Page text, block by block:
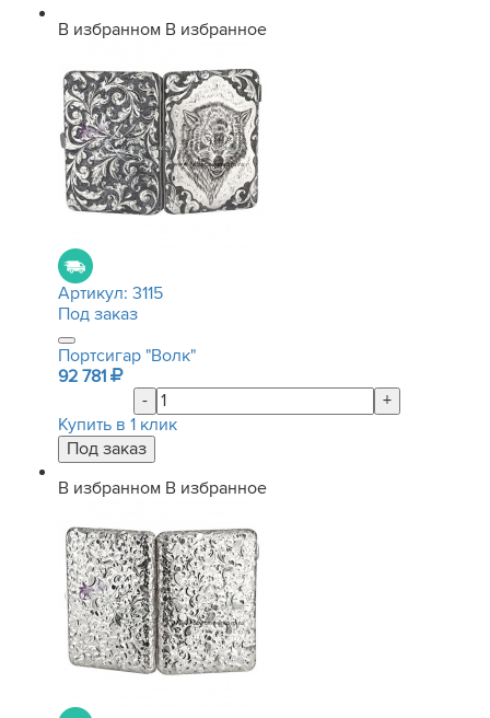
В избранном В избранное
Артикул: 3115
Под заказ
Портсигар "Волк"
92 781
-
+
Купить в 1 клик
В избранном В избранное